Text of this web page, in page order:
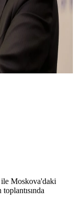
ile Moskova'daki